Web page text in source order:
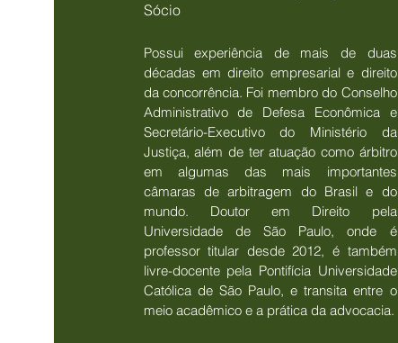
Sócio
Possui experiência de mais de duas
décadas em direito empresarial e direito
da concorrência. Foi membro do Conselho
Administrativo de Defesa Econômica e
Secretário-Executivo do Ministério da
Justiça, além de ter atuação como árbitro
em algumas das mais importantes
câmaras de arbitragem do Brasil e do
mundo. Doutor em Direito pela
Universidade de São Paulo, onde é
professor titular desde 2012, é também
livre-docente pela Pontifícia Universidade
Católica de São Paulo, e transita entre o
meio acadêmico e a prática da advocacia.